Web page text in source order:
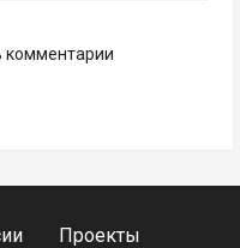
комментарии
Проекты